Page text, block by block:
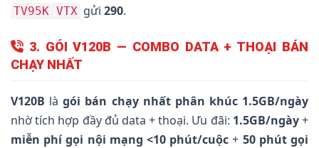
TV95K VTX gửi 290.
3. GÓI V120B — COMBO DATA + THOẠI BÁN
CHẠY NHẤT
V120B làgói bán chạy nhất phân khúc 1.5GB/ngày
nhờ tích hợp đầy đủ data + thoại. Ưu đãi: 1.5GB/ngày+
miễn phí gọi nội mạng <10 phút/cuộc + 50 phút gọi